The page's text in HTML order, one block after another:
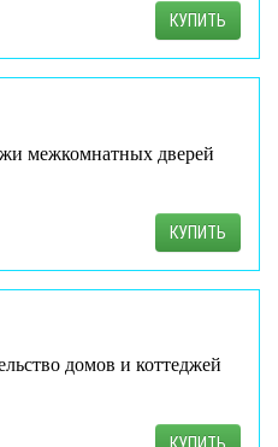
КУПИТЬ
межкомнатных дверей
КУПИТЬ
домов и коттеджей